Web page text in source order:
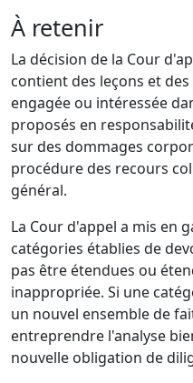
À retenir
La décision de la Cour
contient des leçons et
engagée ou intéressée
proposés en
sur des dommages
procédure des recours
général.
La Cour d'appel a mis en
catégories établies de
pas être étendues ou
inappropriée. Si une
un nouvel ensemble de
entreprendre l'analyse
nouvelle obligation de